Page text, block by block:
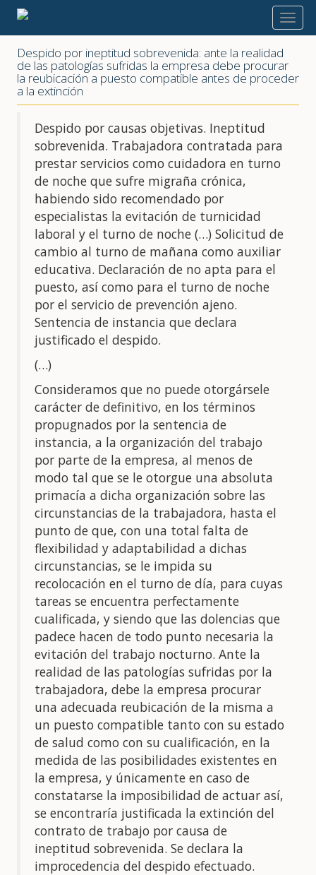
2022
Despido por ineptitud sobrevenida: ante la realidad
de las patologías sufridas la empresa debe procurar
la reubicación a puesto compatible antes de proceder
a la extinción
Despido por causas objetivas. Ineptitud
sobrevenida. Trabajadora contratada para
prestar servicios como cuidadora en turno
de noche que sufre migraña crónica,
habiendo sido recomendado por
especialistas la evitación de turnicidad
laboral y el turno de noche (…) Solicitud de
cambio al turno de mañana como auxiliar
educativa. Declaración de no apta para el
puesto, así como para el turno de noche
por el servicio de prevención ajeno.
Sentencia de instancia que declara
justificado el despido.
(…)
Consideramos que no puede otorgársele
carácter de definitivo, en los términos
propugnados por la sentencia de
instancia, a la organización del trabajo
por parte de la empresa, al menos de
modo tal que se le otorgue una absoluta
primacía a dicha organización sobre las
circunstancias de la trabajadora, hasta el
punto de que, con una total falta de
flexibilidad y adaptabilidad a dichas
circunstancias, se le impida su
recolocación en el turno de día, para cuyas
tareas se encuentra perfectamente
cualificada, y siendo que las dolencias que
padece hacen de todo punto necesaria la
evitación del trabajo nocturno. Ante la
realidad de las patologías sufridas por la
trabajadora, debe la empresa procurar
una adecuada reubicación de la misma a
un puesto compatible tanto con su estado
de salud como con su cualificación, en la
medida de las posibilidades existentes en
la empresa, y únicamente en caso de
constatarse la imposibilidad de actuar así,
se encontraría justificada la extinción del
contrato de trabajo por causa de
ineptitud sobrevenida. Se declara la
improcedencia del despido efectuado.